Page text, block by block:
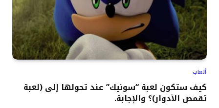
ألعاب
كيف ستكون لعبة “سونيك” عند تحولها إلى (لعبة
تقمص الأدوار)؟ والإجابة.